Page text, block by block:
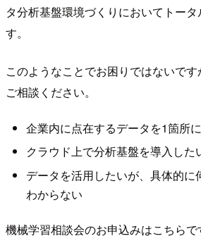
タ分析基盤環境づくりにおいてトー
す。
このようなことでお困りではないで
ご相談ください。
企業内に点在するデータを1箇所
クラウド上で分析基盤を導入した
データを活用したいが、具体的に
わからない
機械学習相談会のお申込みはこちらで